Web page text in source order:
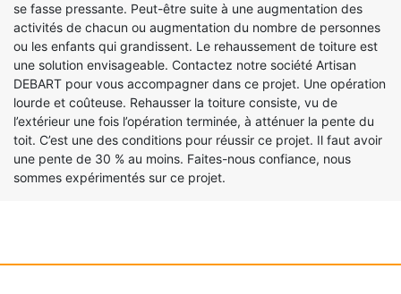
se fasse pressante. Peut-être suite à une augmentation des
activités de chacun ou augmentation du nombre de personnes
ou les enfants qui grandissent. Le rehaussement de toiture est
une solution envisageable. Contactez notre société Artisan
DEBART pour vous accompagner dans ce projet. Une opération
lourde et coûteuse. Rehausser la toiture consiste, vu de
l’extérieur une fois l’opération terminée, à atténuer la pente du
toit. C’est une des conditions pour réussir ce projet. Il faut avoir
une pente de 30 % au moins. Faites-nous confiance, nous
sommes expérimentés sur ce projet.